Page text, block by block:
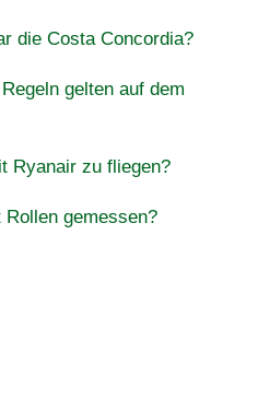
die Costa Concordia?
gelten auf dem
Ryanair zu fliegen?
gemessen?